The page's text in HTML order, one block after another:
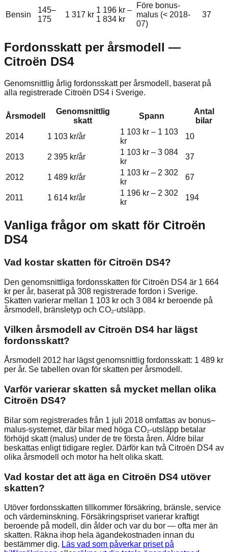
Bensin
145–
175
1 317 kr
1 196 kr –
1 834 kr
Före bonus-
malus (< 2018-
07)
37
Fordonsskatt per årsmodell —
Citroën DS4
Genomsnittlig årlig fordonsskatt per årsmodell, baserat på
alla registrerade Citroën DS4 i Sverige.
Årsmodell
Genomsnittlig
skatt
Spann
Antal
bilar
2014
1 103 kr/år
1 103 kr – 1 103
kr
10
2013 2 395 kr/år
1 103 kr – 3 084
kr
37
2012 1 489 kr/år
1 103 kr – 2 302
kr
67
2011 1 614 kr/år
1 196 kr – 2 302
kr
194
Vanliga frågor om skatt för Citroën
DS4
Vad kostar skatten för Citroën DS4?
Den genomsnittliga fordonsskatten för Citroën DS4 är 1 664
kr per år, baserat på 308 registrerade fordon i Sverige.
Skatten varierar mellan 1 103 kr och 3 084 kr beroende på
årsmodell, bränsletyp och CO₂-utsläpp.
Vilken årsmodell av Citroën DS4 har lägst
fordonsskatt?
Årsmodell 2012 har lägst genomsnittlig fordonsskatt: 1 489 kr
per år. Se tabellen ovan för skatten per årsmodell.
Varför varierar skatten så mycket mellan olika
Citroën DS4?
Bilar som registrerades från 1 juli 2018 omfattas av bonus–
malus-systemet, där bilar med höga CO₂-utsläpp betalar
förhöjd skatt (malus) under de tre första åren. Äldre bilar
beskattas enligt tidigare regler. Därför kan två Citroën DS4 av
olika årsmodell och motor ha helt olika skatt.
Vad kostar det att äga en Citroën DS4 utöver
skatten?
Utöver fordonsskatten tillkommer försäkring, bränsle, service
och värdeminskning. Försäkringspriset varierar kraftigt
beroende på modell, din ålder och var du bor — ofta mer än
skatten. Räkna ihop hela ägandekostnaden innan du
bestämmer dig. Läs vad som påverkar priset på